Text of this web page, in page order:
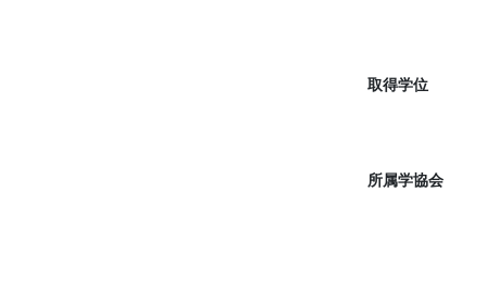
取得学位
所属学協会